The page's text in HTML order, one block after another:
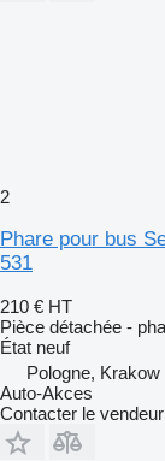
2
Phare pour bus
531
210 € HT
Pièce détachée -
État neuf
Pologne, Krakow
Auto-Akces
Contacter le vendeur